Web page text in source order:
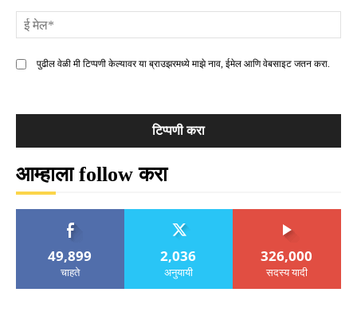
पुढील वेळी मी टिप्पणी केल्यावर या ब्राउझरमध्ये माझे नाव, ईमेल आणि वेबसाइट जतन करा.
आम्हाला follow करा
49,899
चाहते
2,036
अनुयायी
326,000
सदस्य यादी